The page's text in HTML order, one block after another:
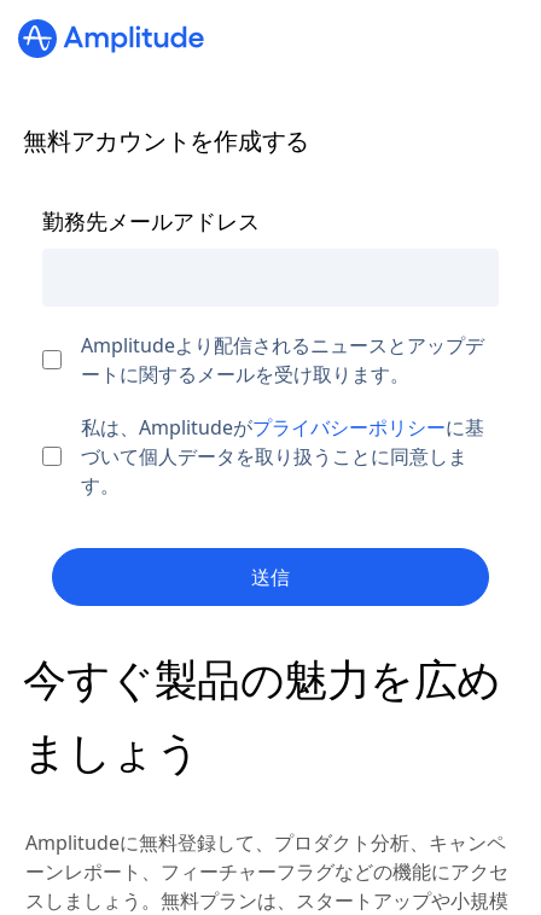
無料アカウントを作成する
勤務先メールアドレス
Amplitudeより配信されるニュースとアップデ
ートに関するメールを受け取ります。
私は、Amplitudeがプライバシーポリシーに基
づいて個人データを取り扱うことに同意しま
す。
送信
今すぐ製品の魅力を広め
ましょう
Amplitudeに無料登録して、プロダクト分析、キャンペ
ーンレポート、フィーチャーフラグなどの機能にアクセ
スしましょう。無料プランは、スタートアップや小規模